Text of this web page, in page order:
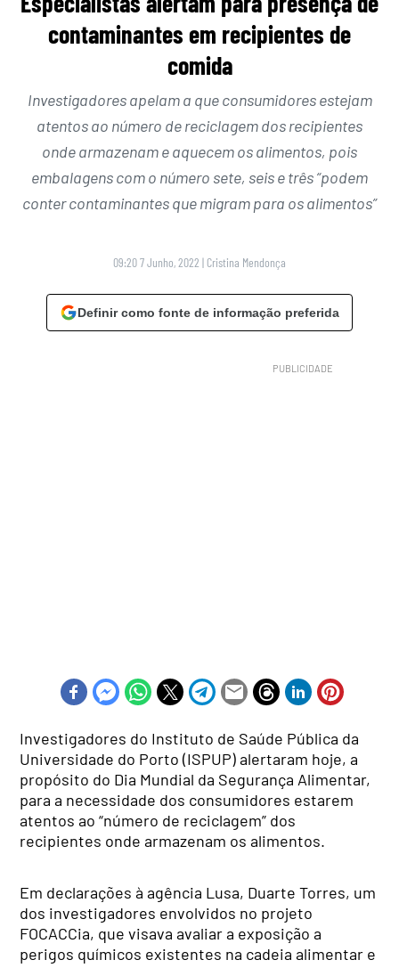
contaminantes em recipientes de
comida
Investigadores apelam a que consumidores estejam
atentos ao número de reciclagem dos recipientes
onde armazenam e aquecem os alimentos, pois
embalagens com o número sete, seis e três “podem
conter contaminantes que migram para os alimentos”
09:20 7 Junho, 2022 | Cristina Mendonça
Definir como fonte de informação preferida
Investigadores do Instituto de Saúde Pública da
Universidade do Porto (ISPUP) alertaram hoje, a
propósito do Dia Mundial da Segurança Alimentar,
para a necessidade dos consumidores estarem
atentos ao “número de reciclagem” dos
recipientes onde armazenam os alimentos.
Em declarações à agência Lusa, Duarte Torres, um
dos investigadores envolvidos no projeto
FOCACCia, que visava avaliar a exposição a
perigos químicos existentes na cadeia alimentar e